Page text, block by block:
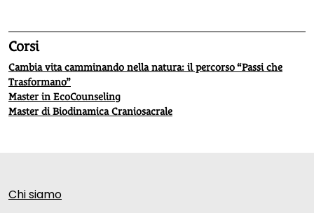
Corsi
Cambia vita camminando nella natura: il percorso “Passi che
Trasformano”
Master in EcoCounseling
Master di Biodinamica Craniosacrale
Chi siamo